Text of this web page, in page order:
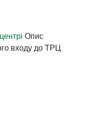
Опис
входу до ТРЦ